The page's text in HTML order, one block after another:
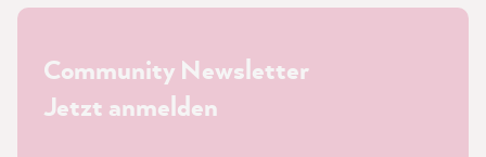
Community Newsletter
Jetzt anmelden